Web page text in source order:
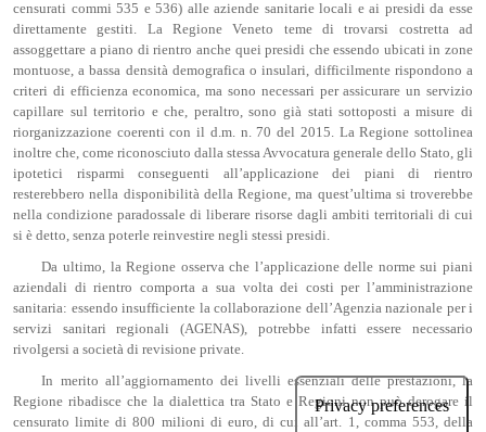
censurati commi 535 e 536) alle aziende sanitarie locali e ai presidi da esse
direttamente gestiti. La Regione Veneto teme di trovarsi costretta ad
assoggettare a piano di rientro anche quei presidi che essendo ubicati in zone
montuose, a bassa densità demografica o insulari, difficilmente rispondono a
criteri di efficienza economica, ma sono necessari per assicurare un servizio
capillare sul territorio e che, peraltro, sono già stati sottoposti a misure di
riorganizzazione coerenti con il d.m. n. 70 del 2015. La Regione sottolinea
inoltre che, come riconosciuto dalla stessa Avvocatura generale dello Stato, gli
ipotetici risparmi conseguenti all’applicazione dei piani di rientro
resterebbero nella disponibilità della Regione, ma quest’ultima si troverebbe
nella condizione paradossale di liberare risorse dagli ambiti territoriali di cui
si è detto, senza poterle reinvestire negli stessi presidi.
Da ultimo, la Regione osserva che l’applicazione delle norme sui piani
aziendali di rientro comporta a sua volta dei costi per l’amministrazione
sanitaria: essendo insufficiente la collaborazione dell’Agenzia nazionale per i
servizi sanitari regionali (AGENAS), potrebbe infatti essere necessario
rivolgersi a società di revisione private.
In merito all’aggiornamento dei livelli essenziali delle prestazioni, la
Regione ribadisce che la dialettica tra Stato e Regioni non può derogare il
censurato limite di 800 milioni di euro, di cui all’art. 1, comma 553, della